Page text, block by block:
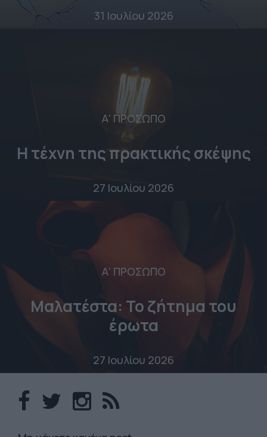
31 Ιουλίου 2026
Α' ΠΡΟΣΩΠΟ
Η τέχνη της πρακτικής σκέψης
27 Ιουλίου 2026
Α' ΠΡΟΣΩΠΟ
Μαλατέστα: Το ζήτημα του
έρωτα
27 Ιουλίου 2026